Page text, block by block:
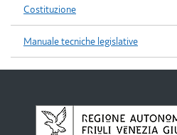
Costituzione
Manuale tecniche legislative